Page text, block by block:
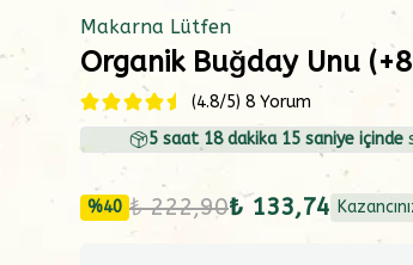
Makarna Lütfen
Organik Buğday Unu
(4.8/5) 8 Yorum
5 saat 18dakika 15 saniye içinde
%40 ₺ 222,90₺ 133,74